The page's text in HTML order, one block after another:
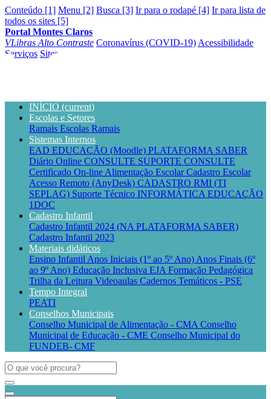
Conteúdo [1] Menu [2] Busca [3] Ir para o rodapé [4] Ir para lista de
todos os sites [5]
Portal Montes Claros
VLibras Alto Contraste Coronavírus (COVID-19) Acessibilidade
Serviços Sites
INÍCIO (current)
Escolas e Setores
Ramais Escolas Ramais
Sistemas Internos
EAD EDUCAÇÃO (Moodle) PLATAFORMA SABER
Diário Online CONSULTE SUPORTE CONSULTE
Certificado On-line Alimentação EscolarCadastro Escolar
Acesso Remoto (AnyDesk) CADASTRO RMI (TI
SEPLAG) Suporte Técnico INFORMÁTICA EDUCAÇÃO
1DOC
Cadastro Infantil
Cadastro Infantil 2024 (NA PLATAFORMA SABER)
Cadastro Infantil 2023
Materiais didáticos
Ensino Infantil Anos Iniciais (1º ao 5º Ano) Anos Finais (6º
ao 9º Ano) Educação Inclusiva EJA Formação Pedagógica
Trilha da Leitura Videoaulas Cadernos Temáticos - PSE
Tempo Integral
PEATI
Conselhos Municipais
Conselho Municipal de Alimentação - CMA Conselho
Municipal de Educação - CME Conselho Municipal do
FUNDEB- CMF